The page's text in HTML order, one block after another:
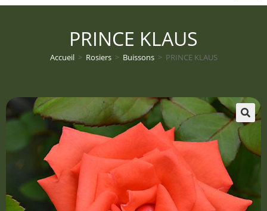
PRINCE KLAUS
Accueil > Rosiers > Buissons > PRINCE KLAUS